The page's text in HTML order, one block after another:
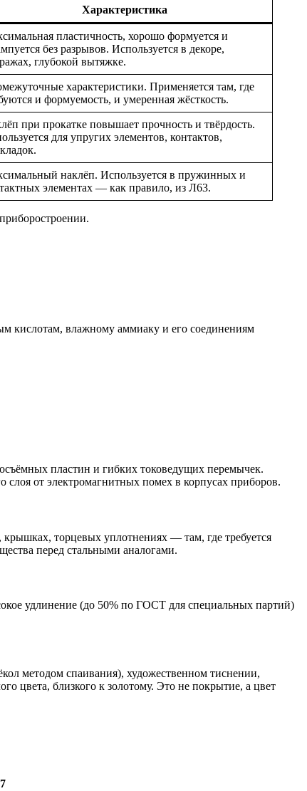
Характеристика
пластичность, хорошо формуется и
без разрывов. Используется в декоре,
глубокой вытяжке.
характеристики. Применяется там, где
и формуемость, и умеренная жёсткость.
при прокатке повышает прочность и твёрдость.
для упругих элементов, контактов,
наклёп. Используется в пружинных и
элементах — как правило, из Л63.
кислотам, влажному аммиаку и его соединениям
пластин и гибких токоведущих перемычек.
слоя от электромагнитных помех в корпусах приборов.
торцевых уплотнениях — там, где требуется
перед стальными аналогами.
удлинение (до 50% по ГОСТ для специальных партий)
методом спаивания), художественном тиснении,
цвета, близкого к золотому. Это не покрытие, а цвет